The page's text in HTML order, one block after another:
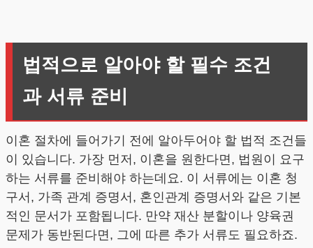
법적으로 알아야 할 필수 조건
과 서류 준비
이혼 절차에 들어가기 전에 알아두어야 할 법적 조건들
이 있습니다. 가장 먼저, 이혼을 원한다면, 법원이 요구
하는 서류를 준비해야 하는데요. 이 서류에는 이혼 청
구서, 가족 관계 증명서, 혼인관계 증명서와 같은 기본
적인 문서가 포함됩니다. 만약 재산 분할이나 양육권
문제가 동반된다면, 그에 따른 추가 서류도 필요하죠.